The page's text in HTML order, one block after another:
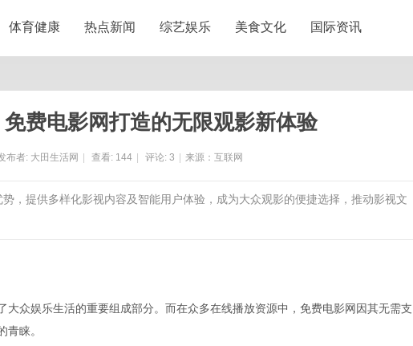
体育健康 热点新闻 综艺娱乐 美食文化 国际资讯
费电影网打造的无限观影新体验
布者: 大田生活网 查看: 144 评论: 3 来源：互联网
，提供多样化影视内容及智能用户体验，成为大众观影的便捷选择，推动影视文
大众娱乐生活的重要组成部分。而在众多在线播放资源中，免费电影网因其无需支
睐。